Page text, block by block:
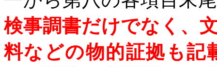
検事調書だけでなく、
料などの物的証拠も記